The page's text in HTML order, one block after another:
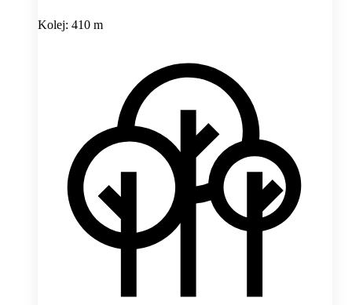
Kolej: 410 m